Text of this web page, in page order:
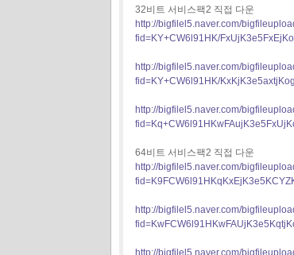
32비트 서비스팩2 직접 다운
http://bigfilel5.naver.com/
fid=KY+CW6l91HK/
http://bigfilel5.naver.com/
fid=KY+CW6l91HK/
http://bigfilel5.naver.com/
64비트 서비스팩2 직접 다운
http://bigfilel5.naver.com/
http://bigfilel5.naver.com/
http://bigfilel5.naver.com/